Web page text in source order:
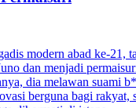
Saat identitasnya
keadaan,
Kuat Romansa
balik